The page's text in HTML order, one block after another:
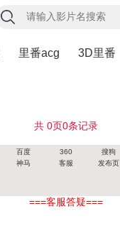
里番acg 3D里番
共 0页0条记录
百度 360
搜狗
神马
客服 发布页
===客服答疑===